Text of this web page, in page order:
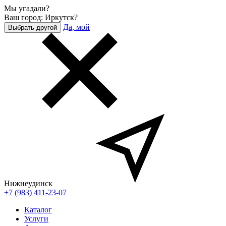
Мы угадали?
Ваш город: Иркутск?
Выбрать другой Да, мой
Нижнеудинск
+7 (983) 411-23-07
Каталог
Услуги